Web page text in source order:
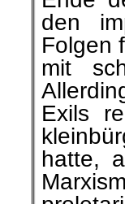
den
Folgen
mit
Exils
hatte,